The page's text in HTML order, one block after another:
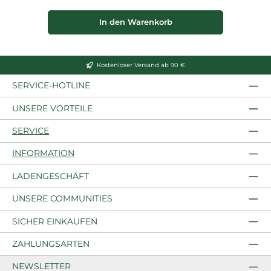
In den Warenkorb
Kostenloser Versand ab 90 €
SERVICE-HOTLINE
UNSERE VORTEILE
SERVICE
INFORMATION
LADENGESCHÄFT
UNSERE COMMUNITIES
SICHER EINKAUFEN
ZAHLUNGSARTEN
NEWSLETTER